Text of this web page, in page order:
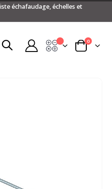
échafaudage, échelles et
Panier
0articles
Devis